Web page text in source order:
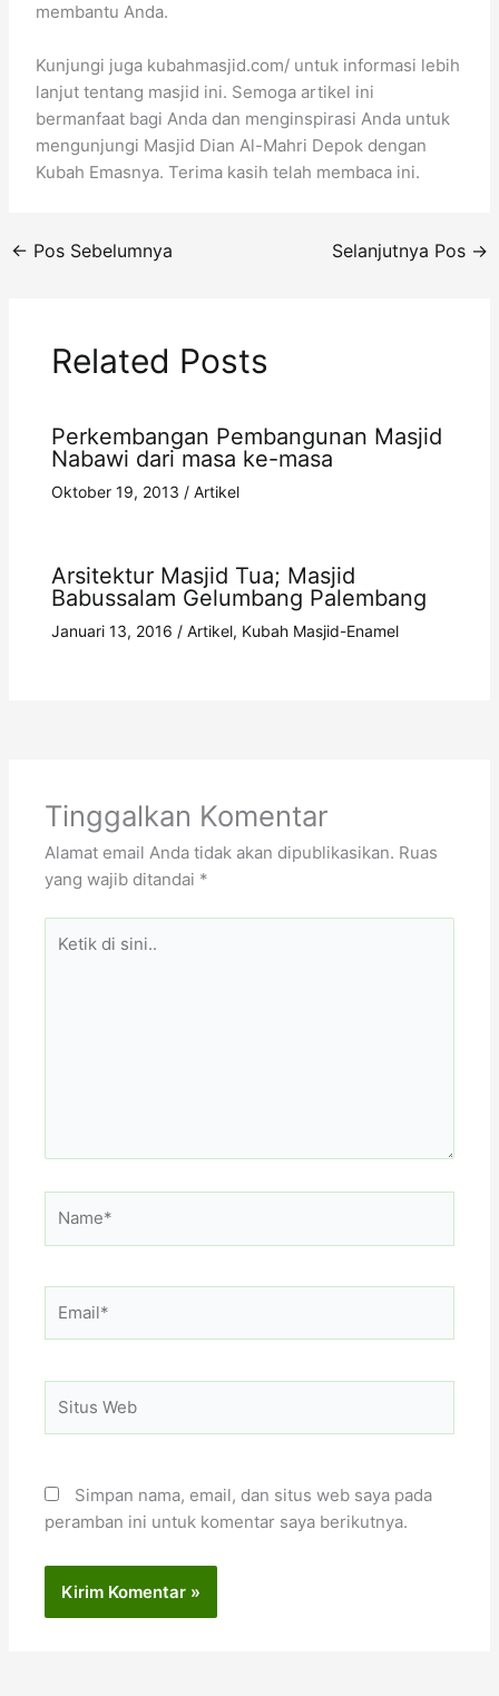
membantu Anda.
Kunjungi juga kubahmasjid.com/ untuk informasi lebih
lanjut tentang masjid ini. Semoga artikel ini
bermanfaat bagi Anda dan menginspirasi Anda untuk
mengunjungi Masjid Dian Al-Mahri Depok dengan
Kubah Emasnya. Terima kasih telah membaca ini.
← Pos Sebelumnya Selanjutnya Pos →
Related Posts
Perkembangan Pembangunan Masjid
Nabawi dari masa ke-masa
Oktober 19, 2013 / Artikel
Arsitektur Masjid Tua; Masjid
Babussalam Gelumbang Palembang
Januari 13, 2016 / Artikel, Kubah Masjid-Enamel
Tinggalkan Komentar
Alamat email Anda tidak akan dipublikasikan. Ruas
yang wajib ditandai *
Web
Simpan nama, email, dan situs web saya pada
peramban ini untuk komentar saya berikutnya.